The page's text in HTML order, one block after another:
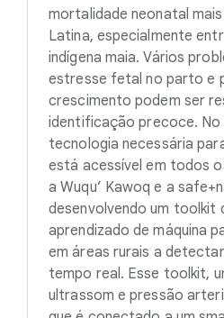
mortalidade neonatal
Latina, especialmente
indígena maia. Vários
estresse fetal no parto e
crescimento podem ser
identificação precoce.
tecnologia necessária
está acessível em todos
a Wuqu’ Kawoq e a
desenvolvendo um toolkit
aprendizado de máquina
em áreas rurais a
tempo real. Esse toolkit,
ultrassom e pressão